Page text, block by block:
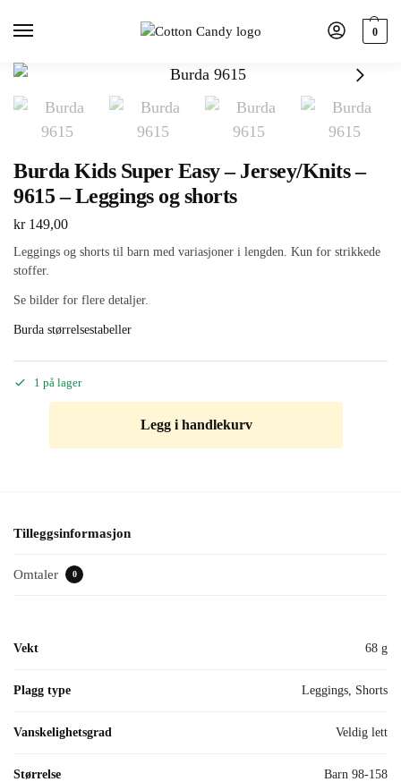
0
Burda Kids Super Easy – Jersey/Knits –
9615 – Leggings og shorts
kr149,00
Leggings og shorts til barn med variasjoner i lengden. Kun for strikkede
stoffer.
Se bilder for flere detaljer.
Burda størrelsestabeller
1 på lager
Legg i handlekurv
Tilleggsinformasjon
Omtaler 0
Vekt 68 g
Plagg type Leggings, Shorts
Vanskelighetsgrad Veldig lett
Størrelse Barn 98-158